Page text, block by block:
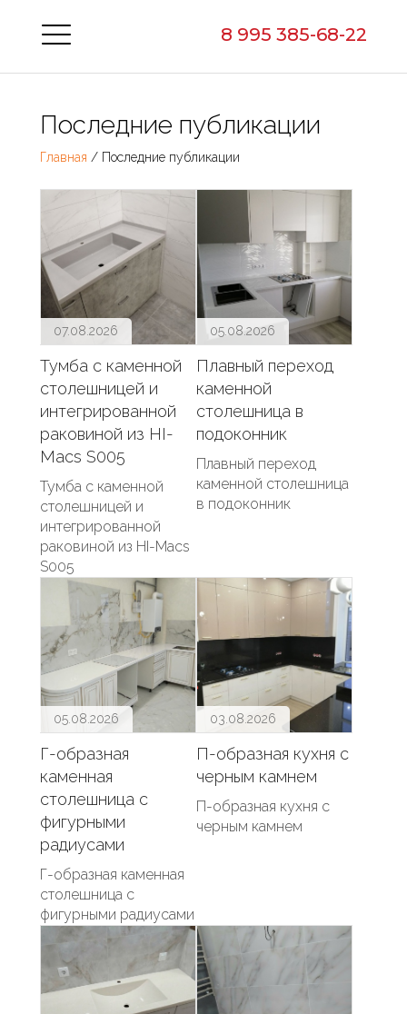
8 995 385-68-22
Последние публикации
Главная / Последние публикации
07.08.2026
Тумба с каменной
столешницей и
интегрированной
раковиной из HI-
Macs S005
Тумба с каменной
столешницей и
интегрированной
раковиной из HI-Macs
S005
05.08.2026
Плавный переход
каменной
столешница в
подоконник
Плавный переход
каменной столешница
в подоконник
05.08.2026
Г-образная
каменная
столешница с
фигурными
радиусами
Г-образная каменная
столешница с
фигурными радиусами
03.08.2026
П-образная кухня с
черным камнем
П-образная кухня с
черным камнем